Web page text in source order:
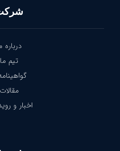
درباره
تیم ما
مقالات
اخبار و